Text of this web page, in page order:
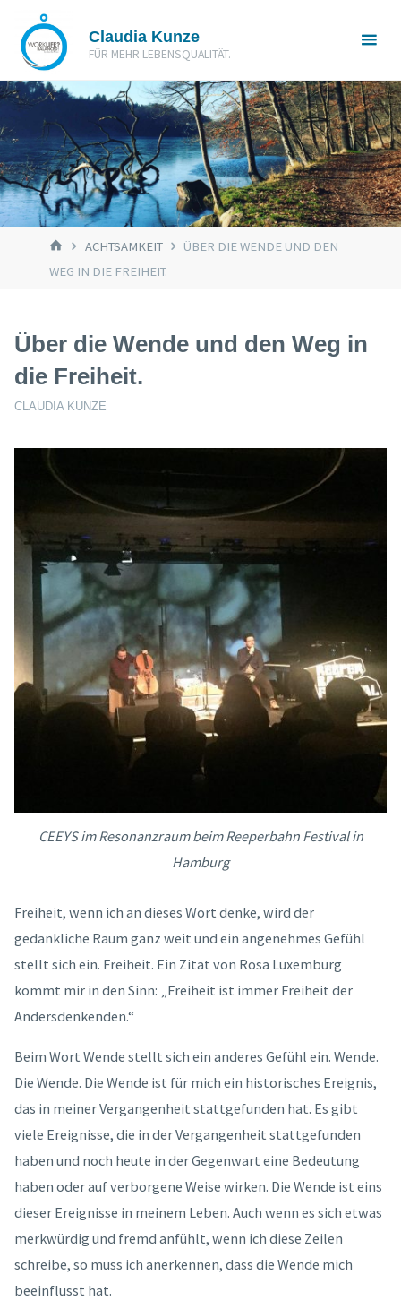
Inhalt
springen
Claudia Kunze
FÜR MEHR LEBENSQUALITÄT.
STARTACHTSAMKEIT
ÜBER DIE WENDE UND DEN
WEG IN DIE FREIHEIT.
Über die Wende und den Weg in
die Freiheit.
CLAUDIA KUNZE
CEEYS im Resonanzraum beim Reeperbahn Festival in
Hamburg
Freiheit, wenn ich an dieses Wort denke, wird der
gedankliche Raum ganz weit und ein angenehmes Gefühl
stellt sich ein. Freiheit. Ein Zitat von Rosa Luxemburg
kommt mir in den Sinn: „Freiheit ist immer Freiheit der
Andersdenkenden.“
Beim Wort Wende stellt sich ein anderes Gefühl ein. Wende.
Die Wende. Die Wende ist für mich ein historisches Ereignis,
das in meiner Vergangenheit stattgefunden hat. Es gibt
viele Ereignisse, die in der Vergangenheit stattgefunden
haben und noch heute in der Gegenwart eine Bedeutung
haben oder auf verborgene Weise wirken. Die Wende ist eins
dieser Ereignisse in meinem Leben. Auch wenn es sich etwas
merkwürdig und fremd anfühlt, wenn ich diese Zeilen
schreibe, so muss ich anerkennen, dass die Wende mich
beeinflusst hat.